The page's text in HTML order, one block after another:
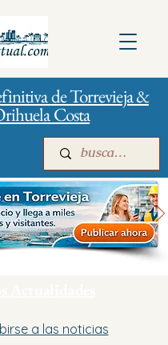
de Torrevieja &
Costa
Publicidad
a las noticias